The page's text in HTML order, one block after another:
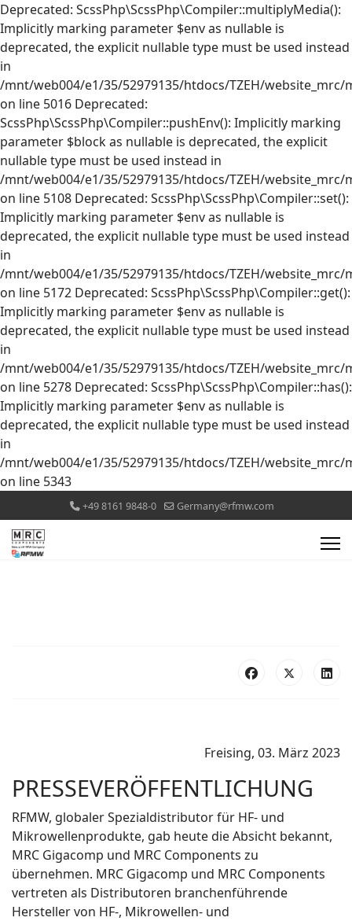
Deprecated: ScssPhp\ScssPhp\Compiler::multiplyMedia():
Implicitly marking parameter $env as nullable is
deprecated, the explicit nullable type must be used instead
in
/mnt/web004/e1/35/52979135/htdocs/TZEH/
on line 5016 Deprecated:
ScssPhp\ScssPhp\Compiler::pushEnv(): Implicitly marking
parameter $block as nullable is deprecated, the explicit
nullable type must be used instead in
/mnt/web004/e1/35/52979135/htdocs/TZEH/
on line 5108 Deprecated: ScssPhp\ScssPhp\Compiler::set():
Implicitly marking parameter $env as nullable is
deprecated, the explicit nullable type must be used instead
in
/mnt/web004/e1/35/52979135/htdocs/TZEH/
on line 5172 Deprecated: ScssPhp\ScssPhp\Compiler::get():
Implicitly marking parameter $env as nullable is
deprecated, the explicit nullable type must be used instead
in
/mnt/web004/e1/35/52979135/htdocs/TZEH/
on line 5278 Deprecated: ScssPhp\ScssPhp\Compiler::has():
Implicitly marking parameter $env as nullable is
deprecated, the explicit nullable type must be used instead
in
/mnt/web004/e1/35/52979135/htdocs/TZEH/
on line 5343
+49 8161 9848-0 Germany@rfmw.com
Freising, 03. März 2023
PRESSEVERÖFFENTLICHUNG
RFMW, globaler Spezialdistributor für HF- und
Mikrowellenprodukte, gab heute die Absicht bekannt,
MRC Gigacomp und MRC Components zu
übernehmen. MRC Gigacomp und MRC Components
vertreten als Distributoren branchenführende
Hersteller von HF-, Mikrowellen- und